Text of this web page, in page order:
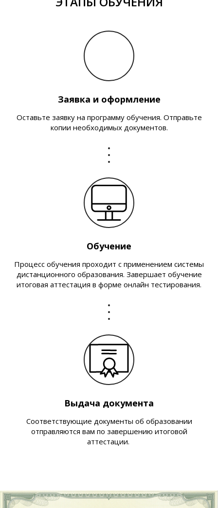
Заявка и оформление
Оставьте заявку на программу обучения. Отправьте
копии необходимых документов.
Обучение
Процесс обучения проходит с применением системы
дистанционного образования. Завершает обучение
итоговая аттестация в форме онлайн тестирования.
Выдача документа
Соответствующие документы об образовании
отправляются вам по завершению итоговой
аттестации.